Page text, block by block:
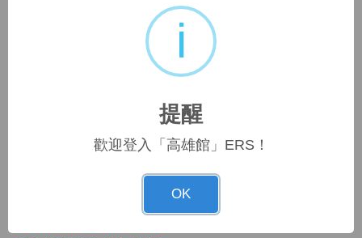
借書證號及密碼，即可登入使用。
3.公用帳號(逕洽圖書館) 限院內IP連線使用。
readernmhdla)
4.帳號密碼若在10分鐘內輸錯3次，系統會鎖住，10分鐘後
i
提醒
歡迎登入「高雄館」ERS！
OK